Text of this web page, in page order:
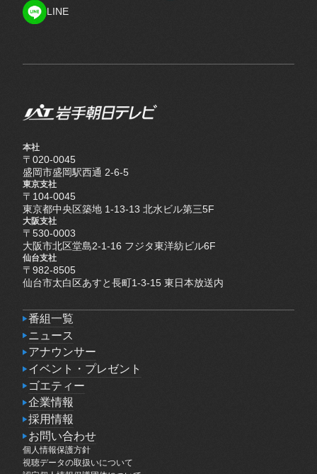
LINE
本社
〒020-0045
盛岡市盛岡駅西通 2-6-5
東京支社
〒104-0045
東京都中央区築地 1-13-13 北水ビル第三5F
大阪支社
〒530-0003
大阪市北区堂島2-1-16 フジタ東洋紡ビル6F
仙台支社
〒982-8505
仙台市太白区あすと長町1-3-15 東日本放送内
番組一覧
番組一覧
ニュース
ニュース
アナウンサー
アナウンサー
イベント・プレゼント
イベント・プレゼント
ゴエティー
ゴエティー
企業情報
企業情報
採用情報
採用情報
お問い合わせ
お問い合わせ
個人情報保護方針
個人情報保護方針
視聴データの取扱いについて